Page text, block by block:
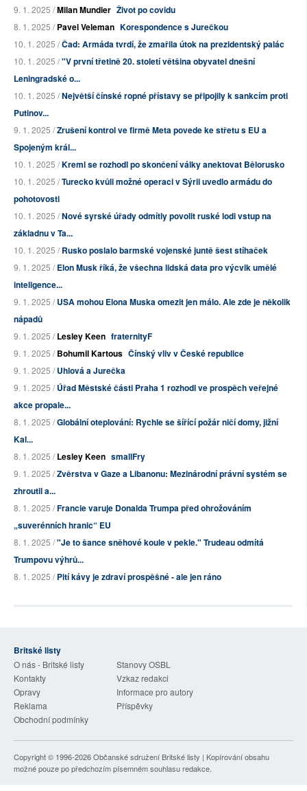
9. 1. 2025 /Milan Mundier Život po covidu
8. 1. 2025 /Pavel Veleman Korespondence s Jurečkou
10. 1. 2025 /Čad: Armáda tvrdí, že zmařila útok na prezidentský palác
10. 1. 2025 /"V první třetině 20. století většina obyvatel dnešní
Leningradské o...
10. 1. 2025 /Největší čínské ropné přístavy se připojily k sankcím proti
Putinov...
9. 1. 2025 /Zrušení kontrol ve firmě Meta povede ke střetu s EU a
Spojeným král...
10. 1. 2025 /Kreml se rozhodl po skončení války anektovat Bělorusko
10. 1. 2025 /Turecko kvůli možné operaci v Sýrii uvedlo armádu do
pohotovosti
10. 1. 2025 /Nové syrské úřady odmítly povolit ruské lodi vstup na
základnu v Ta...
10. 1. 2025 /Rusko poslalo barmské vojenské juntě šest stíhaček
9. 1. 2025 /Elon Musk říká, že všechna lidská data pro výcvik umělé
inteligence...
9. 1. 2025 /USA mohou Elona Muska omezit jen málo. Ale zde je několik
nápadů
9. 1. 2025 /Lesley Keen fraternityF
9. 1. 2025 /Bohumil Kartous Čínský vliv v České republice
9. 1. 2025 /Uhlová a Jurečka
9. 1. 2025 /Úřad Městské části Praha 1 rozhodl ve prospěch veřejné
akce propale...
8. 1. 2025 /Globální oteplování: Rychle se šířící požár ničí domy, jižní
Kal...
8. 1. 2025 /Lesley Keen smallFry
9. 1. 2025 /Zvěrstva v Gaze a Libanonu: Mezinárodní právní systém se
zhroutil a...
8. 1. 2025 /Francie varuje Donalda Trumpa před ohrožováním
„suverénních hranic“ EU
8. 1. 2025 /"Je to šance sněhové koule v pekle." Trudeau odmítá
Trumpovu výhrů...
8. 1. 2025 /Pití kávy je zdraví prospěšné - ale jen ráno
Britské listy
O nás - Britské listy
Stanovy OSBL
Kontakty
Vzkaz redakci
Opravy
Informace pro autory
Reklama
Příspěvky
Obchodní podmínky
Copyright © 1996-2026Občanské sdružení Britské listy | Kopírování obsahu
možné pouze po předchozím písemném souhlasu redakce.